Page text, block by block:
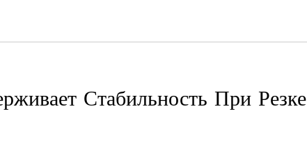
Стабильность При Резке